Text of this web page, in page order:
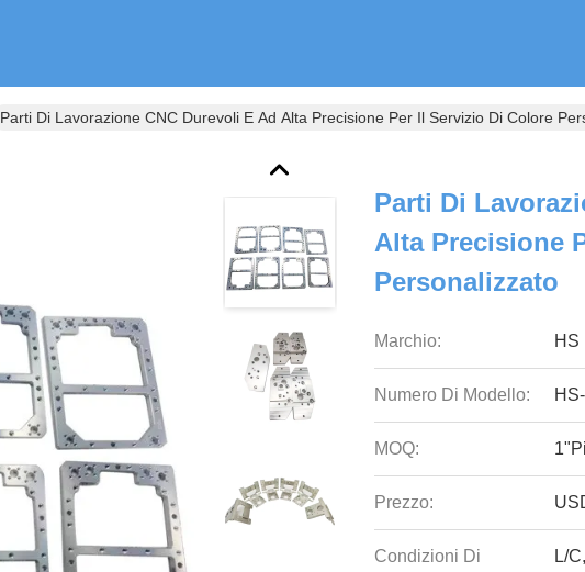
Parti Di Lavorazione CNC Durevoli E Ad Alta Precisione Per Il Servizio Di Colore
Parti Di
Alta Precisione
Personalizzato
Marchio: HS
Numero Di Modello:
MOQ:
Prezzo:
Condizioni Di
L/